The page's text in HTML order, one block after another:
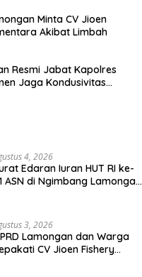
Minta CV Jioen
Akibat Limbah
Resmi Jabat Kapolres
Jaga Kondusivitas
4, 2026
Edaran Iuran HUT RI ke-
ASN di Ngimbang Lamongan
3, 2026
Lamongan dan Warga
CV Jioen Fishery